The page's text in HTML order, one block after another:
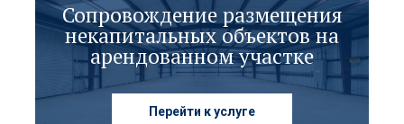
Сопровождение размещения
некапитальных объектов на
арендованном участке
Перейти к услуге